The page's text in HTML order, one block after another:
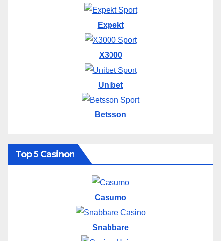
Expekt
X3000
Unibet
Betsson
Top 5 Casinon
Casumo
Snabbare